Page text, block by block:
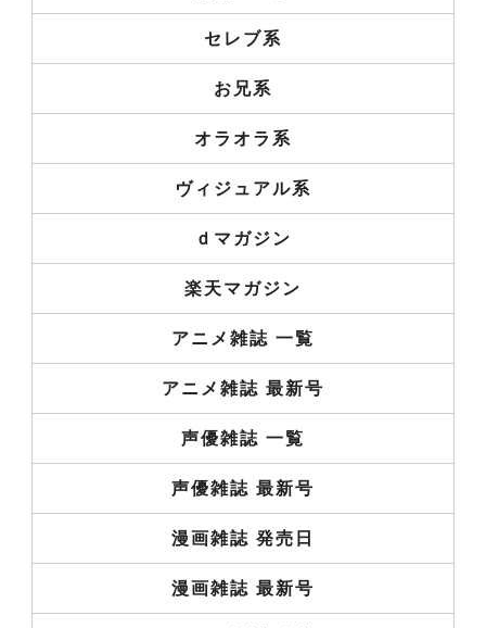
セレブ系
お兄系
オラオラ系
ヴィジュアル系
ｄマガジン
楽天マガジン
アニメ雑誌 一覧
アニメ雑誌 最新号
声優雑誌 一覧
声優雑誌 最新号
漫画雑誌 発売日
漫画雑誌 最新号